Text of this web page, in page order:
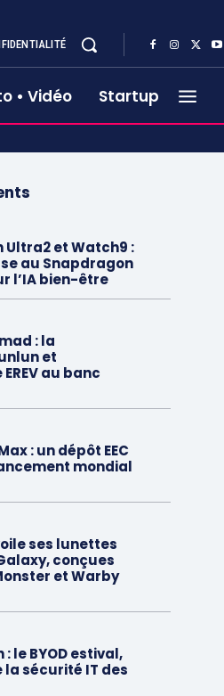
• Vidéo Startup
Ultra2 et Watch9 :
au Snapdragon
l’IA bien-être
: la
et
au banc
: un dépôt EEC
mondial
ses lunettes
conçues
et Warby
: le BYOD estival,
sécurité IT des